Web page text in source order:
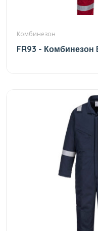
Комбинезон
FR93 -